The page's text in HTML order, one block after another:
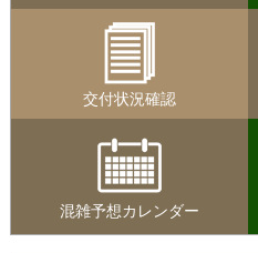
混雑予想カレンダー
交付状況確認
混雑予想カレンダー